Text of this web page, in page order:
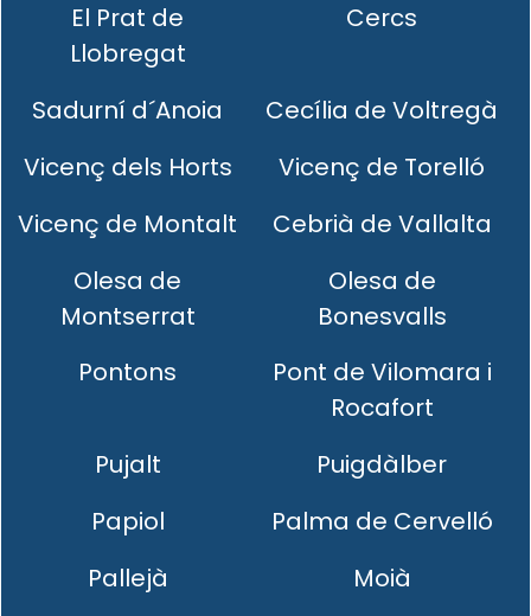
El Prat de
Llobregat
Cercs
Sadurní d´Anoia
Cecília de Voltregà
Vicenç dels Horts
Vicenç de Torelló
Vicenç de Montalt
Cebrià de Vallalta
Olesa de
Montserrat
Olesa de
Bonesvalls
Pontons
Pont de Vilomara i
Rocafort
Pujalt
Puigdàlber
Papiol
Palma de Cervelló
Pallejà
Moià